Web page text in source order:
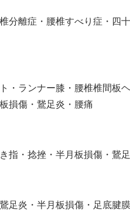
離症・腰椎すべり症・四
・ランナー膝・腰椎椎間板
損傷・鵞足炎・腰痛
指・捻挫・半月板損傷・鵞
足炎・半月板損傷・足底腱